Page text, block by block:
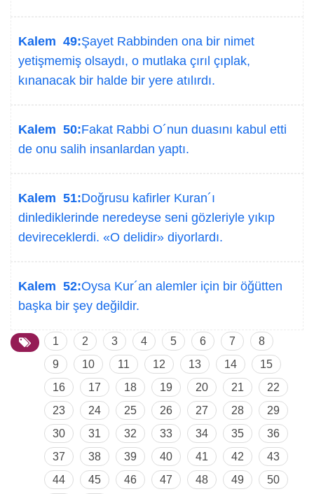
Kalem 49:Şayet Rabbinden ona bir nimet
yetişmemiş olsaydı, o mutlaka çırıl çıplak,
kınanacak bir halde bir yere atılırdı.
Kalem 50:Fakat Rabbi O´nun duasını kabul etti
de onu salih insanlardan yaptı.
Kalem 51:Doğrusu kafirler Kuran´ı
dinlediklerinde neredeyse seni gözleriyle yıkıp
devireceklerdi. «O delidir» diyorlardı.
Kalem 52:Oysa Kur´an alemler için bir öğütten
başka bir şey değildir.
1 2 3 4 5 6 7
8
9
10 11 12 13 14
15
16
17 18 19 20 21
22
23
24 25 26 27 28
29
30
31 32 33 34 35
36
37
38 39 40 41 42
43
44
45 46 47 48 49 50